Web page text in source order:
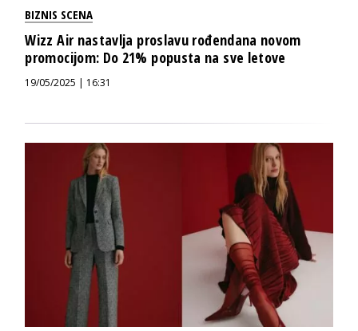
BIZNIS SCENA
Wizz Air nastavlja proslavu rođendana novom
promocijom: Do 21% popusta na sve letove
19/05/2025 | 16:31